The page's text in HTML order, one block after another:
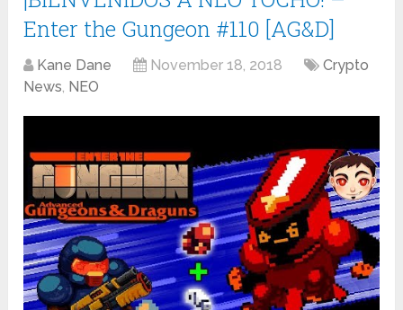
Enter the Gungeon #110 [AG&D]
Kane Dane November 18, 2018
Crypto
News, NEO